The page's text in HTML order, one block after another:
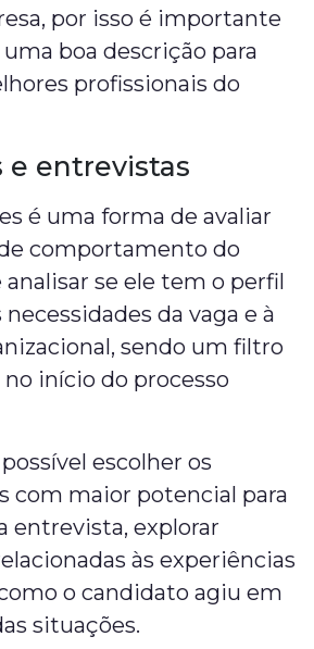
por isso é importante
boa descrição para
profissionais do
e entrevistas
é uma forma de avaliar
comportamento do
se ele tem o perfil
da vaga e à
sendo um filtro
início do processo
escolher os
com maior potencial para
entrevista, explorar
às experiências
o candidato agiu em
situações.